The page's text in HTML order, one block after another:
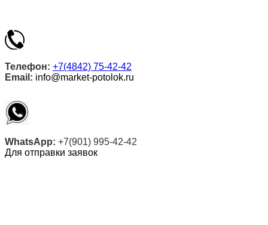
Телефон: +7(4842) 75-42-42
Email: info@market-potolok.ru
WhatsApp: +7(901) 995-42-42
Для отправки заявок